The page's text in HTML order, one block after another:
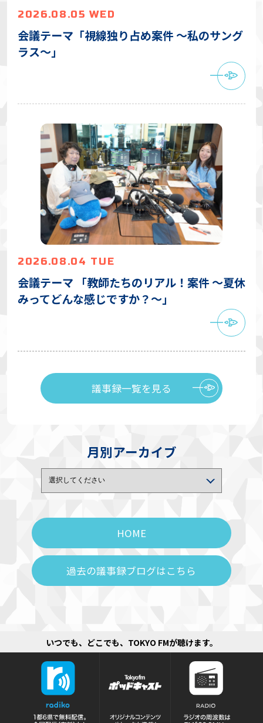
2026.08.05 WED
会議テーマ「視線独り占め案件 〜私のサング
ラス〜」
2026.08.04 TUE
会議テーマ 「教師たちのリアル！案件 〜夏休
みってどんな感じですか？〜」
議事録一覧を見る
月別アーカイブ
HOME
過去の議事録ブログはこちら
いつでも、どこでも、TOKYO FMが聴けます。